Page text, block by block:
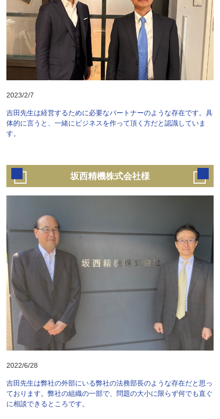
2023/2/7
吉田先生は経営するために必要なパートナーのような存在です。具
体的に言うと、一緒にビジネスを作って頂く方だと認識していま
す。
坂西精機株式会社様
2022/6/28
吉田先生は弊社の外部にいる弊社の法務部長のような存在だと思っ
ております。弊社の組織の一部で、問題の大小に限らず何でも直ぐ
に相談できるところです。